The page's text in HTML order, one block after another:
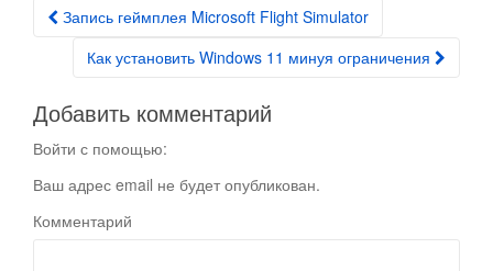
Post navigation
Запись геймплея Microsoft Flight Simulator
Как установить Windows 11 минуя ограничения
Добавить комментарий
Войти с помощью:
Ваш адрес email не будет опубликован.
Комментарий